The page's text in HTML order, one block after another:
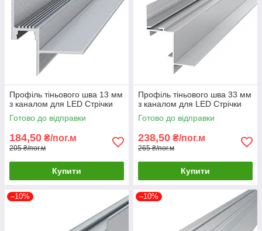
Профіль тіньового шва 13 мм
з каналом для LED Стрічки
Готово до відправки
184,50 ₴/пог.м
205 ₴/пог.м
Купити
Профіль тіньового шва 33 мм
з каналом для LED Стрічки
Готово до відправки
238,50 ₴/пог.м
265 ₴/пог.м
Купити
–10% –10%